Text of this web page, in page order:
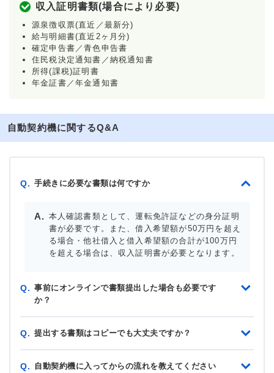
収入証明書類(場合により必要)
源泉徴収票(直近／最新分)
給与明細書(直近2ヶ月分)
確定申告書／青色申告書
住民税決定通知書／納税通知書
所得(課税)証明書
年金証書／年金通知書
自動契約機に関するQ&A
Q. 手続きに必要な書類は何ですか
本人確認書類として、運転免許証などの身分証明
書が必要です。また、借入希望額が50万円を超え
る場合・他社借入と借入希望額の合計が100万円
を超える場合は、収入証明書が必要となります。
Q. 事前にオンラインで書類提出した場合も必要です
か？
Q. 提出する書類はコピーでも大丈夫ですか？
Q. 自動契約機に入ってからの流れを教えてください